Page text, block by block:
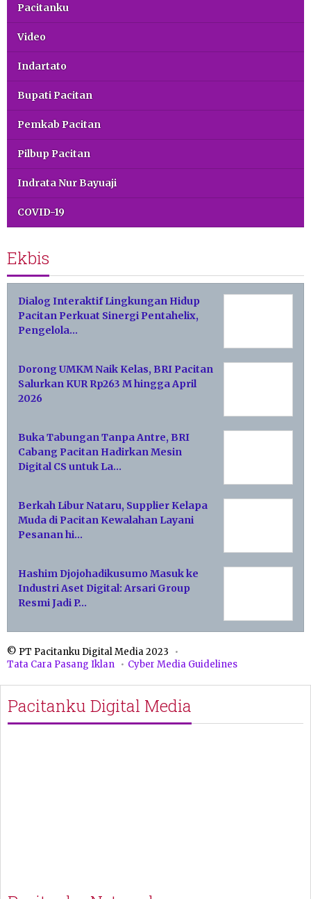
Pacitanku
Video
Indartato
Bupati Pacitan
Pemkab Pacitan
Pilbup Pacitan
Indrata Nur Bayuaji
COVID-19
Ekbis
Dialog Interaktif Lingkungan Hidup
Pacitan Perkuat Sinergi Pentahelix,
Pengelola…
Dorong UMKM Naik Kelas, BRI Pacitan
Salurkan KUR Rp263 M hingga April
2026
Buka Tabungan Tanpa Antre, BRI
Cabang Pacitan Hadirkan Mesin
Digital CS untuk La…
Berkah Libur Nataru, Supplier Kelapa
Muda di Pacitan Kewalahan Layani
Pesanan hi…
Hashim Djojohadikusumo Masuk ke
Industri Aset Digital: Arsari Group
Resmi Jadi P…
© PT Pacitanku Digital Media 2023
Tata Cara Pasang Iklan
Cyber Media Guidelines
Pacitanku Digital Media